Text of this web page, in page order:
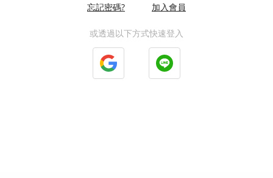
忘記密碼? 加入會員
或透過以下方式快速登入